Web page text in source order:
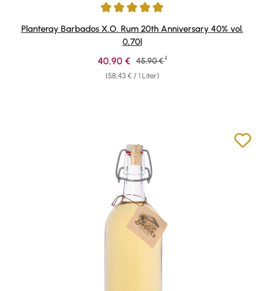
Durchschnittliche Bewertung von 4.91 von 5 Sternen
Planteray Barbados X.O. Rum 20th Anniversary 40% vol.
0,70l
(58,43 € / 1 Liter)
Verkaufspreis:
40,90 € Regulärer Preis:
45,90 € 1